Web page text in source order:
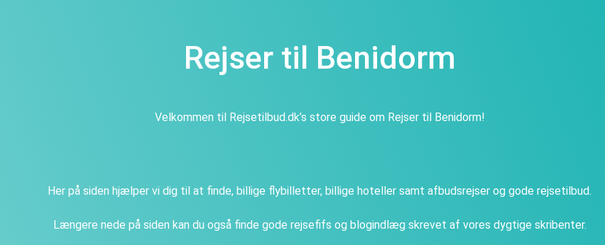
Rejser til Benidorm
Velkommen til Rejsetilbud.dk’s store guide om Rejser til Benidorm!
Her på siden hjælper vi dig til at finde, billige flybilletter, billige hoteller samt afbudsrejser og gode rejsetilbud.
Længere nede på siden kan du også finde gode rejsefifs og blogindlæg skrevet af vores dygtige skribenter.